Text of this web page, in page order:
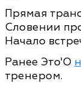
Прямая
Словении
Начало
Ранее Это'О
тренером.